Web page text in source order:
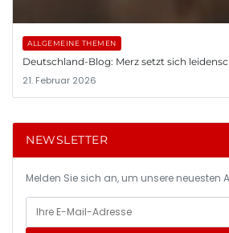
ALLGEMEINE THEMEN
Deutschland-Blog: Merz setzt sich
21. Februar 2026
NEWSLETTER
Melden Sie sich an, um unsere neuesten